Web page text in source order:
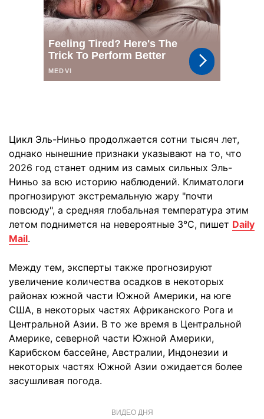
Цикл Эль-Ниньо продолжается сотни тысяч лет,
однако нынешние признаки указывают на то, что
2026 год станет одним из самых сильных Эль-
Ниньо за всю историю наблюдений. Климатологи
прогнозируют экстремальную жару "почти
повсюду", а средняя глобальная температура этим
летом поднимется на невероятные 3°C, пишет Daily
Mail.
Между тем, эксперты также прогнозируют
увеличение количества осадков в некоторых
районах южной части Южной Америки, на юге
США, в некоторых частях Африканского Рога и
Центральной Азии. В то же время в Центральной
Америке, северной части Южной Америки,
Карибском бассейне, Австралии, Индонезии и
некоторых частях Южной Азии ожидается более
засушливая погода.
ВИДЕО ДНЯ